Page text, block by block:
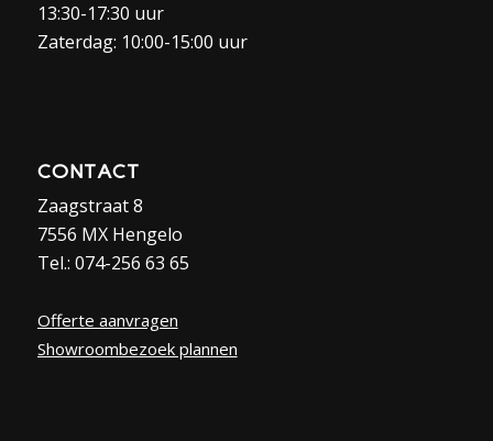
13:30-17:30 uur
Zaterdag: 10:00-15:00 uur
CONTACT
Zaagstraat 8
7556 MX Hengelo
Tel.: 074-256 63 65
Offerte aanvragen
Showroombezoek plannen